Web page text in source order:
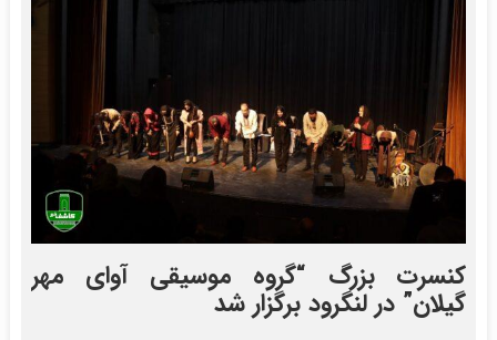
کنسرت بزرگ “گروه موسیقی آوای مهر
گیلان” در لنگرود برگزار شد